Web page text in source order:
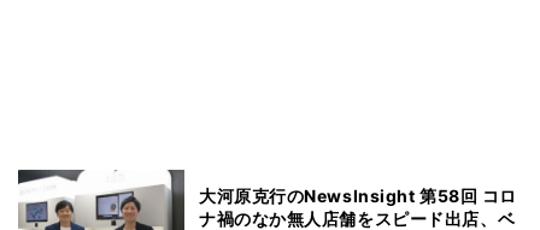
大河原克行のNewsInsight 第58回 コロ
ナ禍のなか無人店舗をスピード出店、ベ